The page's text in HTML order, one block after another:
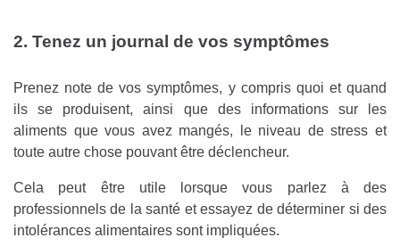
2. Tenez un journal de vos symptômes
Prenez note de vos symptômes, y compris quoi et quand
ils se produisent, ainsi que des informations sur les
aliments que vous avez mangés, le niveau de stress et
toute autre chose pouvant être déclencheur.
Cela peut être utile lorsque vous parlez à des
professionnels de la santé et essayez de déterminer si des
intolérances alimentaires sont impliquées.